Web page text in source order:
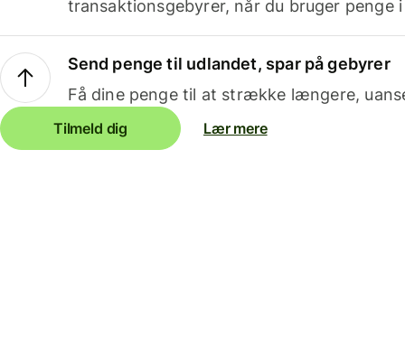
transaktionsgebyrer, når du bruger penge
Send penge til udlandet, spar på gebyrer
Få dine penge til at strække længere,
Tilmeld dig Lær mere